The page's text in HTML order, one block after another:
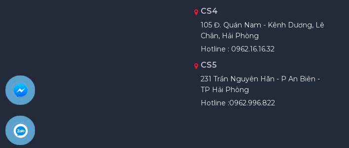
CS4
105 Đ. Quán Nam - Kênh Dương, Lê
Chân, Hải Phòng
Hotline : 0962.16.16.32
CS5
231 Trần Nguyên Hãn - P An Biên -
TP Hải Phòng
Hotline :0962.996.822